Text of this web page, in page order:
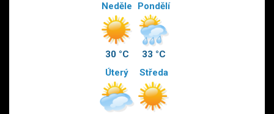
Neděle
30 °C
Pondělí
33 °C
Úterý
Středa